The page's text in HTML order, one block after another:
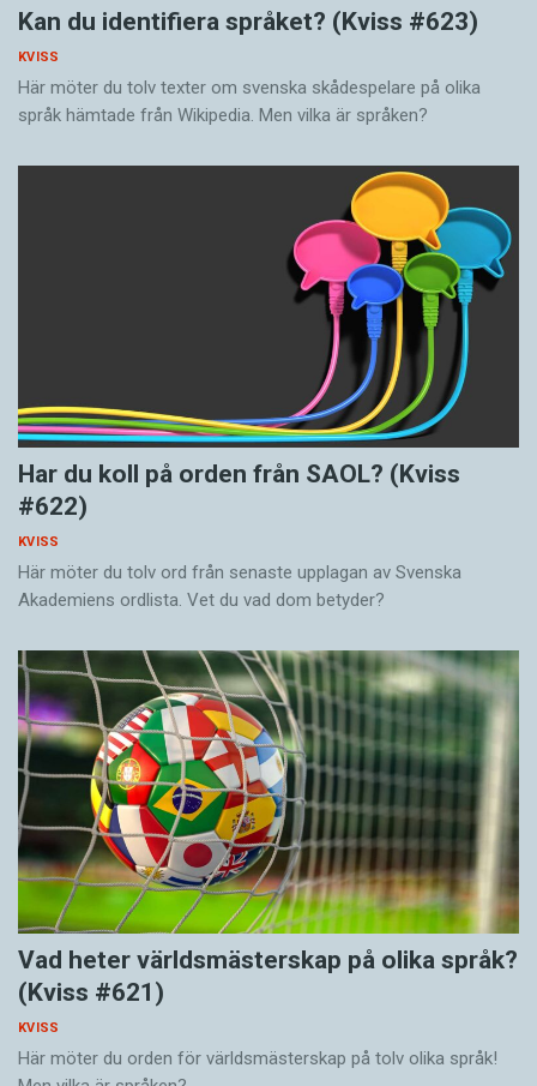
Kan du identifiera språket? (Kviss #623)
KVISS
Här möter du tolv texter om svenska skådespelare på olika
språk hämtade från Wikipedia. Men vilka är språken?
Har du koll på orden från SAOL? (Kviss
#622)
KVISS
Här möter du tolv ord från senaste upplagan av Svenska
Akademiens ordlista. Vet du vad dom betyder?
Vad heter världsmästerskap på olika språk?
(Kviss #621)
KVISS
Här möter du orden för världsmästerskap på tolv olika språk!